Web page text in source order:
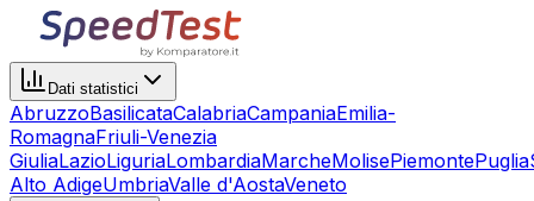
Dati statistici
AbruzzoBasilicataCalabriaCampaniaEmilia-
RomagnaFriuli-Venezia
GiuliaLazioLiguriaLombardiaMarcheMolisePiemontePuglia
Alto AdigeUmbriaValle d'AostaVeneto